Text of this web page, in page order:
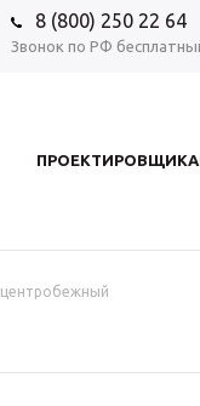
8 (800) 250 22 64
Звонок по РФ